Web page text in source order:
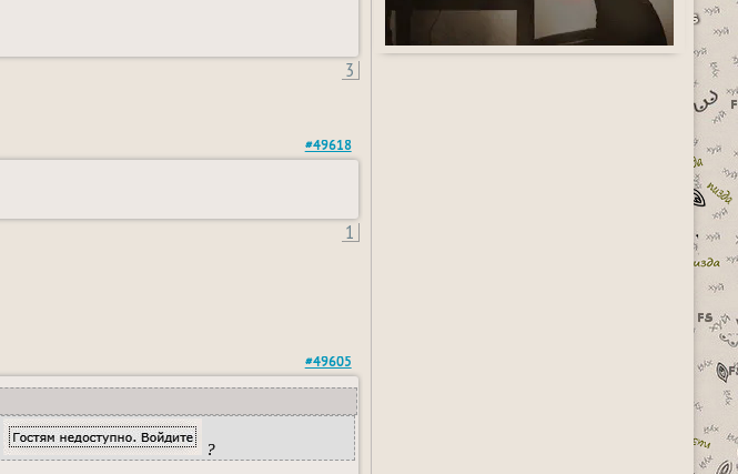
3
#49618
1
#49605
?